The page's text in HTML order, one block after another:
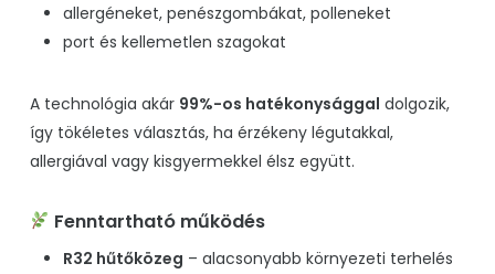
allergéneket, penészgombákat, polleneket
port és kellemetlen szagokat
A technológia akár 99%-os hatékonysággal dolgozik,
így tökéletes választás, ha érzékeny légutakkal,
allergiával vagy kisgyermekkel élsz együtt.
Fenntartható működés
R32 hűtőközeg – alacsonyabb környezeti terhelés